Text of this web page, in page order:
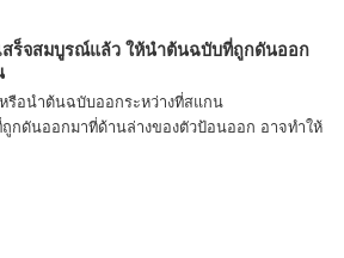
สร็จสมบูรณ์แล้ว ให้นำต้นฉบับที่ถูกดันออก
รือนำต้นฉบับออกระหว่างที่สแกน
กดันออกมาที่ด้านล่างของตัวป้อนออก อาจทำให้